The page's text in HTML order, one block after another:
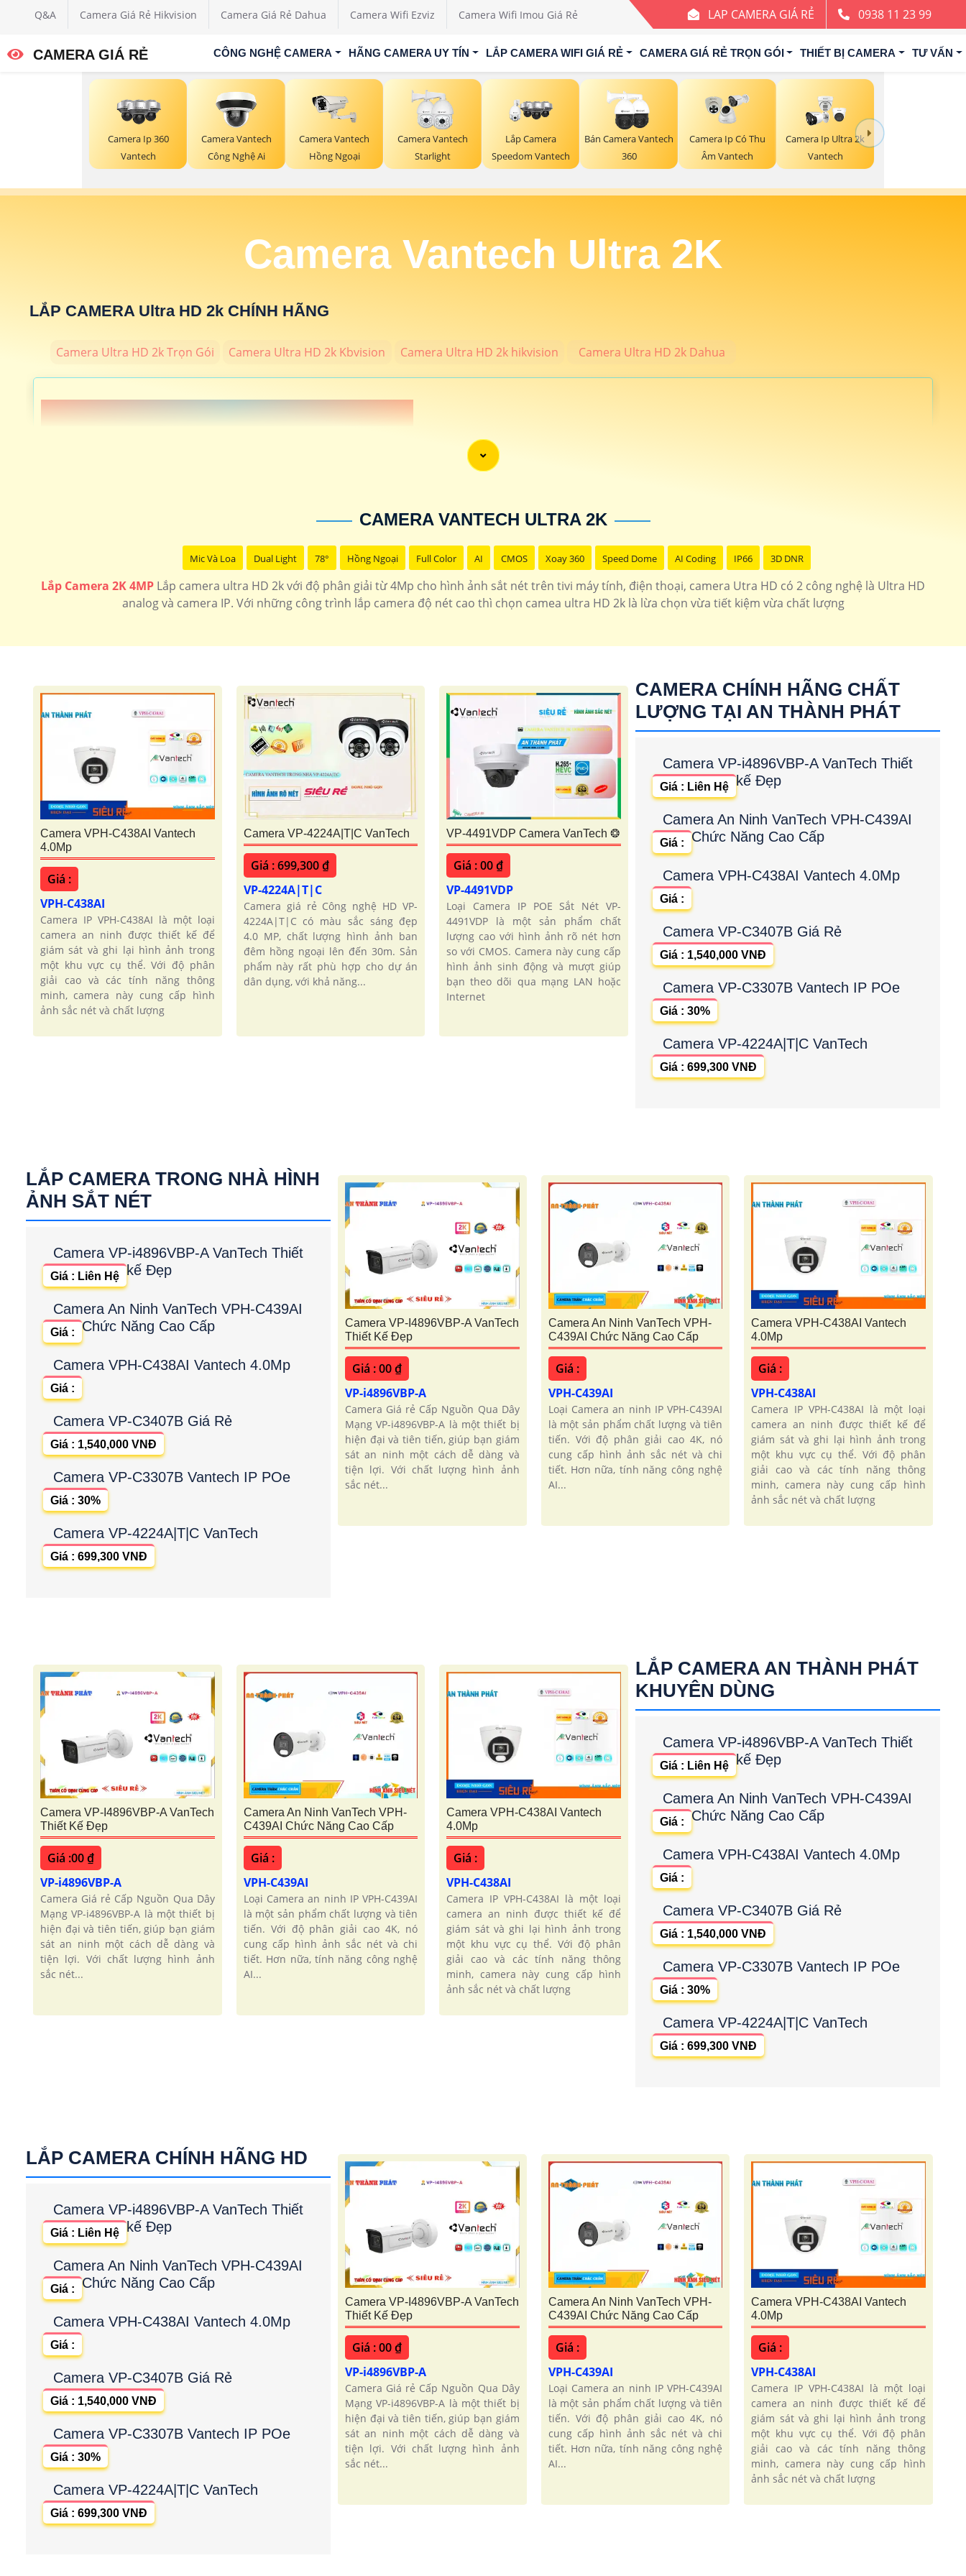
Q&A Camera Giá Rẻ Hikvision Camera Giá Rẻ Dahua Camera Wifi Ezviz Camera Wifi Imou Giá Rẻ LAP CAMERA GIÁ RẺ 0938 11 23 99
CAMERA GIÁ RẺ CÔNG NGHỆ CAMERA HÃNG CAMERA UY TÍN LẮP CAMERA WIFI GIÁ RẺ CAMERA GIÁ RẺ TRỌN GÓI THIẾT BỊ CAMERA TƯ VẤN
Camera Ip 360
Vantech
Camera Vantech
Công Nghệ Ai
Camera Vantech
Hồng Ngoại
Camera Vantech
Starlight
Lắp Camera
Speedom Vantech
Bán Camera Vantech
360
Camera Ip Có Thu
Âm Vantech
Camera Ip Ultra 2k
Vantech
Camera Vantech Ultra 2K
LẮP CAMERA Ultra HD 2k CHÍNH HÃNG
Camera Ultra HD 2k Trọn Gói Camera Ultra HD 2k Kbvision Camera Ultra HD 2k hikvision Camera Ultra HD 2k Dahua
📗 LẮP CAEMRA HÌNH ẢNH SIÊU SẮT NÉT 2K 💎
️🖍 lắp camera hình ảnh chất lượng sắt nét độ phân giải 4MP trở lên đạt chất lượng 2k thương hiệu camera uy tín bảo hành chính hãng 24 tháng. Camera An Thành Phát cung cấp những dòng
sản phẩm camera chính hãng hình ảnh sắt nét cho công trình chất lượng . 🛒
THÔNG TIN
💎 Trọn Bộ Camera 2K 7.400.000 VNĐBộ 4 camera sắt nét tích hợp micro giá rẻCamera Gia Đình
🗂 Camera wifi 360 Siêu Nét 1.400.000 VNĐ hổ trợ thẻ nhớ độ phân giải 4mp hồng ngoại 10m IPC-A42P-D-V2
CAMERA VANTECH ULTRA 2K
Mic Và Loa Dual Light 78° Hồng Ngoại Full Color AI CMOS Xoay 360 Speed Dome AI Coding IP66 3D DNR
Lắp Camera 2K 4MP Lắp camera ultra HD 2k với độ phân giải từ 4Mp cho hình ảnh sắt nét trên tivi máy tính, điện thoại, camera Utra HD có 2 công nghệ là Ultra HD
analog và camera IP. Với những công trình lắp camera độ nét cao thì chọn camea ultra HD 2k là lừa chọn vừa tiết kiệm vừa chất lượng
Camera VPH-C438AI Vantech
4.0Mp
Giá :
VPH-C438AI
Camera IP VPH-C438AI là một loại
camera an ninh được thiết kế để
giám sát và ghi lại hình ảnh trong
một khu vực cụ thể. Với độ phân
giải cao và các tính năng thông
minh, camera này cung cấp hình
ảnh sắc nét và chất lượng
Camera VP-4224A|T|C VanTech
Giá : 699,300 ₫
VP-4224A|T|C
Camera giá rẻ Công nghệ HD VP-
4224A|T|C có màu sắc sáng đẹp
4.0 MP, chất lượng hình ảnh ban
đêm hồng ngoại lên đến 30m. Sản
phẩm này rất phù hợp cho dự án
dân dụng, với khả năng...
VP-4491VDP Camera VanTech ❂
Giá : 00 ₫
VP-4491VDP
Loại Camera IP POE Sắt Nét VP-
4491VDP là một sản phẩm chất
lượng cao với hình ảnh rõ nét hơn
so với CMOS. Camera này cung cấp
hình ảnh sinh động và mượt giúp
bạn theo dõi qua mạng LAN hoặc
Internet
CAMERA CHÍNH HÃNG CHẤT
LƯỢNG TẠI AN THÀNH PHÁT
Camera VP-i4896VBP-A VanTech Thiết
kế Đẹp
Giá : Liên Hệ
Camera An Ninh VanTech VPH-C439AI
Chức Năng Cao Cấp
Giá :
Camera VPH-C438AI Vantech 4.0Mp
Giá :
Camera VP-C3407B Giá Rẻ
Giá : 1,540,000 VNĐ
Camera VP-C3307B Vantech IP POe
Giá : 30%
Camera VP-4224A|T|C VanTech
Giá : 699,300 VNĐ
LẮP CAMERA TRONG NHÀ HÌNH
ẢNH SẮT NÉT
Camera VP-i4896VBP-A VanTech Thiết
kế Đẹp
Giá : Liên Hệ
Camera An Ninh VanTech VPH-C439AI
Chức Năng Cao Cấp
Giá :
Camera VPH-C438AI Vantech 4.0Mp
Giá :
Camera VP-C3407B Giá Rẻ
Giá : 1,540,000 VNĐ
Camera VP-C3307B Vantech IP POe
Giá : 30%
Camera VP-4224A|T|C VanTech
Giá : 699,300 VNĐ
Camera VP-I4896VBP-A VanTech
Thiết Kế Đẹp
Giá : 00 ₫
VP-i4896VBP-A
Camera Giá rẻ Cấp Nguồn Qua Dây
Mạng VP-i4896VBP-A là một thiết bị
hiện đại và tiên tiến, giúp bạn giám
sát an ninh một cách dễ dàng và
tiện lợi. Với chất lượng hình ảnh
sắc nét...
Camera An Ninh VanTech VPH-
C439AI Chức Năng Cao Cấp
Giá :
VPH-C439AI
Loại Camera an ninh IP VPH-C439AI
là một sản phẩm chất lượng và tiên
tiến. Với độ phân giải cao 4K, nó
cung cấp hình ảnh sắc nét và chi
tiết. Hơn nữa, tính năng công nghệ
AI...
Camera VPH-C438AI Vantech
4.0Mp
Giá :
VPH-C438AI
Camera IP VPH-C438AI là một loại
camera an ninh được thiết kế để
giám sát và ghi lại hình ảnh trong
một khu vực cụ thể. Với độ phân
giải cao và các tính năng thông
minh, camera này cung cấp hình
ảnh sắc nét và chất lượng
Camera VP-I4896VBP-A VanTech
Thiết Kế Đẹp
Giá :00 ₫
VP-i4896VBP-A
Camera Giá rẻ Cấp Nguồn Qua Dây
Mạng VP-i4896VBP-A là một thiết bị
hiện đại và tiên tiến, giúp bạn giám
sát an ninh một cách dễ dàng và
tiện lợi. Với chất lượng hình ảnh
sắc nét...
Camera An Ninh VanTech VPH-
C439AI Chức Năng Cao Cấp
Giá :
VPH-C439AI
Loại Camera an ninh IP VPH-C439AI
là một sản phẩm chất lượng và tiên
tiến. Với độ phân giải cao 4K, nó
cung cấp hình ảnh sắc nét và chi
tiết. Hơn nữa, tính năng công nghệ
AI...
Camera VPH-C438AI Vantech
4.0Mp
Giá :
VPH-C438AI
Camera IP VPH-C438AI là một loại
camera an ninh được thiết kế để
giám sát và ghi lại hình ảnh trong
một khu vực cụ thể. Với độ phân
giải cao và các tính năng thông
minh, camera này cung cấp hình
ảnh sắc nét và chất lượng
LẮP CAMERA AN THÀNH PHÁT
KHUYÊN DÙNG
Camera VP-i4896VBP-A VanTech Thiết
kế Đẹp
Giá : Liên Hệ
Camera An Ninh VanTech VPH-C439AI
Chức Năng Cao Cấp
Giá :
Camera VPH-C438AI Vantech 4.0Mp
Giá :
Camera VP-C3407B Giá Rẻ
Giá : 1,540,000 VNĐ
Camera VP-C3307B Vantech IP POe
Giá : 30%
Camera VP-4224A|T|C VanTech
Giá : 699,300 VNĐ
LẮP CAMERA CHÍNH HÃNG HD
Camera VP-i4896VBP-A VanTech Thiết
kế Đẹp
Giá : Liên Hệ
Camera An Ninh VanTech VPH-C439AI
Chức Năng Cao Cấp
Giá :
Camera VPH-C438AI Vantech 4.0Mp
Giá :
Camera VP-C3407B Giá Rẻ
Giá : 1,540,000 VNĐ
Camera VP-C3307B Vantech IP POe
Giá : 30%
Camera VP-4224A|T|C VanTech
Giá : 699,300 VNĐ
Camera VP-I4896VBP-A VanTech
Thiết Kế Đẹp
Giá : 00 ₫
VP-i4896VBP-A
Camera Giá rẻ Cấp Nguồn Qua Dây
Mạng VP-i4896VBP-A là một thiết bị
hiện đại và tiên tiến, giúp bạn giám
sát an ninh một cách dễ dàng và
tiện lợi. Với chất lượng hình ảnh
sắc nét...
Camera An Ninh VanTech VPH-
C439AI Chức Năng Cao Cấp
Giá :
VPH-C439AI
Loại Camera an ninh IP VPH-C439AI
là một sản phẩm chất lượng và tiên
tiến. Với độ phân giải cao 4K, nó
cung cấp hình ảnh sắc nét và chi
tiết. Hơn nữa, tính năng công nghệ
AI...
Camera VPH-C438AI Vantech
4.0Mp
Giá :
VPH-C438AI
Camera IP VPH-C438AI là một loại
camera an ninh được thiết kế để
giám sát và ghi lại hình ảnh trong
một khu vực cụ thể. Với độ phân
giải cao và các tính năng thông
minh, camera này cung cấp hình
ảnh sắc nét và chất lượng